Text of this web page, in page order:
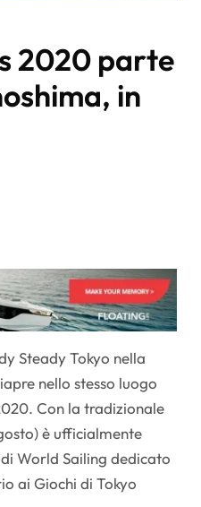
2020 parte
in
Steady Tokyo nella
nello stesso luogo
Con la tradizionale
è ufficialmente
World Sailing dedicato
ai Giochi di Tokyo